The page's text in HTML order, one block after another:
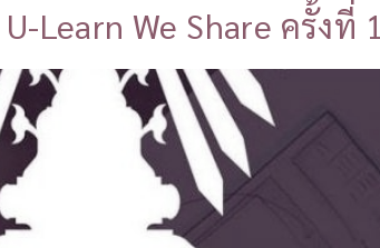
Learn We Share ครั้งที่